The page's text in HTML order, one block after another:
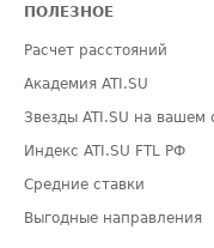
ПОЛЕЗНОЕ
Расчет расстояний
Академия ATI.SU
Звезды ATI.SU на вашем
Индекс ATI.SU FTL РФ
Средние ставки
Выгодные направления